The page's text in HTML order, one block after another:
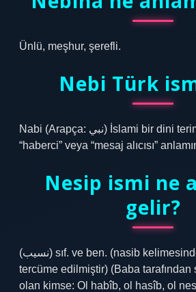
Ünlü, meşhur, şerefli.
Nebi Türk
Nabi (Arapça: نبي) İslami bir dini terimdir. Nabi kelimesi
“haberci” veya “mesaj alıcısı”
Nesip ismi ne
gelir?
(ﻧﺴﻴﺐ) sıf. ve ben. (nasib kelimesinden nasib olarak
tercüme edilmiştir) (Baba tarafından
olan kimse: Ol habîb, ol hasîb, ol